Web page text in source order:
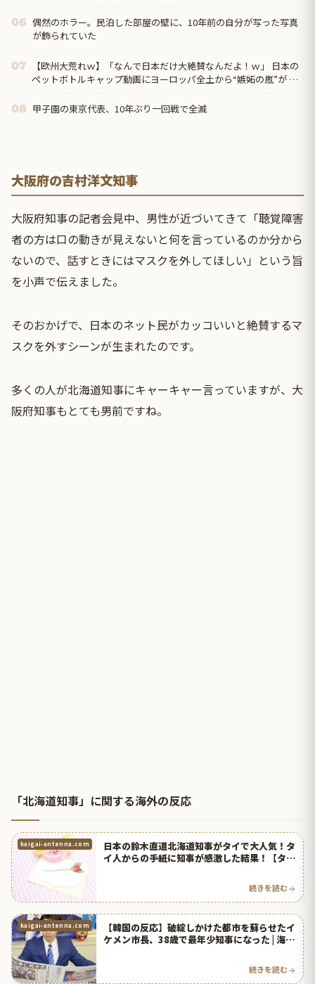
06 偶然のホラー。民泊した部屋の壁に、10年前の自分が写った写真
が飾られていた
07
【欧州大荒れｗ】「なんで日本だけ大絶賛なんだよ！ｗ」 日本の
ペットボトルキャップ動画にヨーロッパ全土から“嫉妬の嵐”が 到
08 甲子園の東京代表、10年ぶり一回戦で全滅
大阪府の吉村洋文知事
大阪府知事の記者会見中、男性が近づいてきて「聴覚障害
者の方は口の動きが見えないと何を言っているのか分から
ないので、話すときにはマスクを外してほしい」という旨
を小声で伝えました。
そのおかげで、日本のネット民がカッコいいと絶賛するマ
スクを外すシーンが生まれたのです。
多くの人が北海道知事にキャーキャー言っていますが、大
阪府知事もとても男前ですね。
「北海道知事」に関する海外の反応
kaigai-antenna.com
日本の鈴木直道北海道知事がタイで大人気！タ
イ人からの手紙に知事が感激した結果！【タイ
続きを読む
kaigai-antenna.com
【韓国の反応】破綻しかけた都市を蘇らせたイ
ケメン市長、38歳で最年少知事になった | 海外
続きを読む